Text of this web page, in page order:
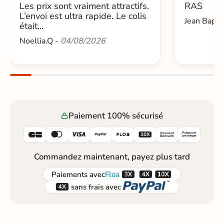
Les prix sont vraiment attractifs.
L’envoi est ultra rapide. Le colis
était...
Noellia.Q - 04/08/2026
RAS
Jean
Paiement 100% sécurisé
     
Commandez maintenant, payez plus tard
Paiements avecFloa  
 sans frais avec 